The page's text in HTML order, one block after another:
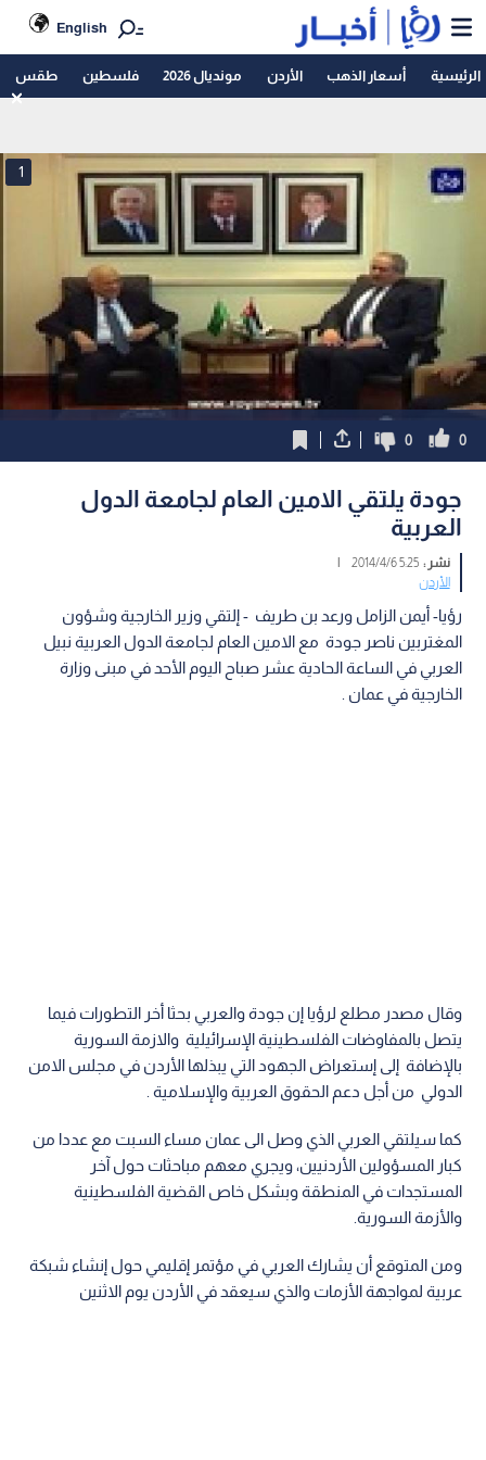
English
الرئيسية أسعار الذهب الأردن مونديال 2026 فلسطين طقس
1
0
0
جودة يلتقي الامين العام لجامعة الدول
العربية
نشر :5:25 2014/4/6
|
الأردن
رؤيا- أيمن الزامل ورعد بن طريف - إلتقي وزير الخارجية وشؤون
المغتربين ناصر جودة مع الامين العام لجامعة الدول العربية نبيل
العربي في الساعة الحادية عشر صباح اليوم الأحد في مبنى وزارة
الخارجية في عمان .
وقال مصدر مطلع لرؤيا إن جودة والعربي بحثا أخر التطورات فيما
يتصل بالمفاوضات الفلسطينية الإسرائيلية والازمة السورية
بالإضافة إلى إستعراض الجهود التي يبذلها الأردن في مجلس الامن
الدولي من أجل دعم الحقوق العربية والإسلامية .
كما سيلتقي العربي الذي وصل الى عمان مساء السبت مع عددا من
كبار المسؤولين الأردنيين، ويجري معهم مباحثات حول آخر
المستجدات في المنطقة وبشكل خاص القضية الفلسطينية
والأزمة السورية.
ومن المتوقع أن يشارك العربي في مؤتمر إقليمي حول إنشاء شبكة
عربية لمواجهة الأزمات والذي سيعقد في الأردن يوم الاثنين